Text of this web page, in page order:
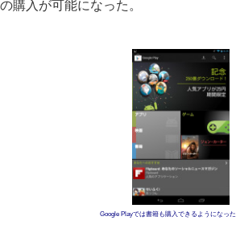
の購入が可能になった。
Google Playでは書籍も購入できるようになった